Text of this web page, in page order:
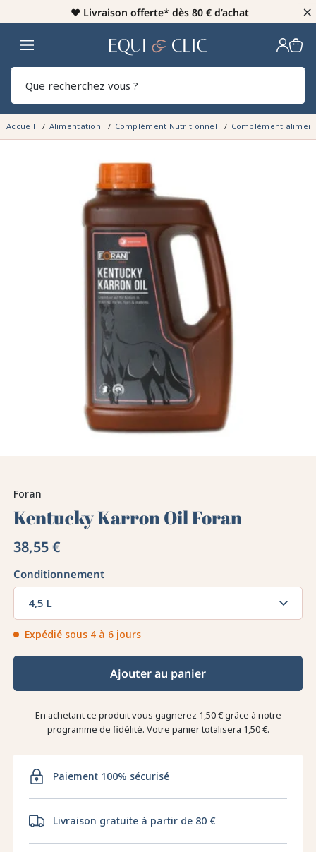
♥️ Livraison offerte* dès 80 € d’achat ×
Home
Accueil Alimentation Complément Nutritionnel Complément
Foran
Kentucky Karron Oil Foran
38,55 €
Conditionnement
4,5 L
Expédié sous 4 à 6 jours
Ajouter au panier
En achetant ce produit vous gagnerez 1,50 €grâce à notre
programme de fidélité. Votre panier totalisera 1,50 €.
Paiement 100% sécurisé
Livraison gratuite à partir de 80 €